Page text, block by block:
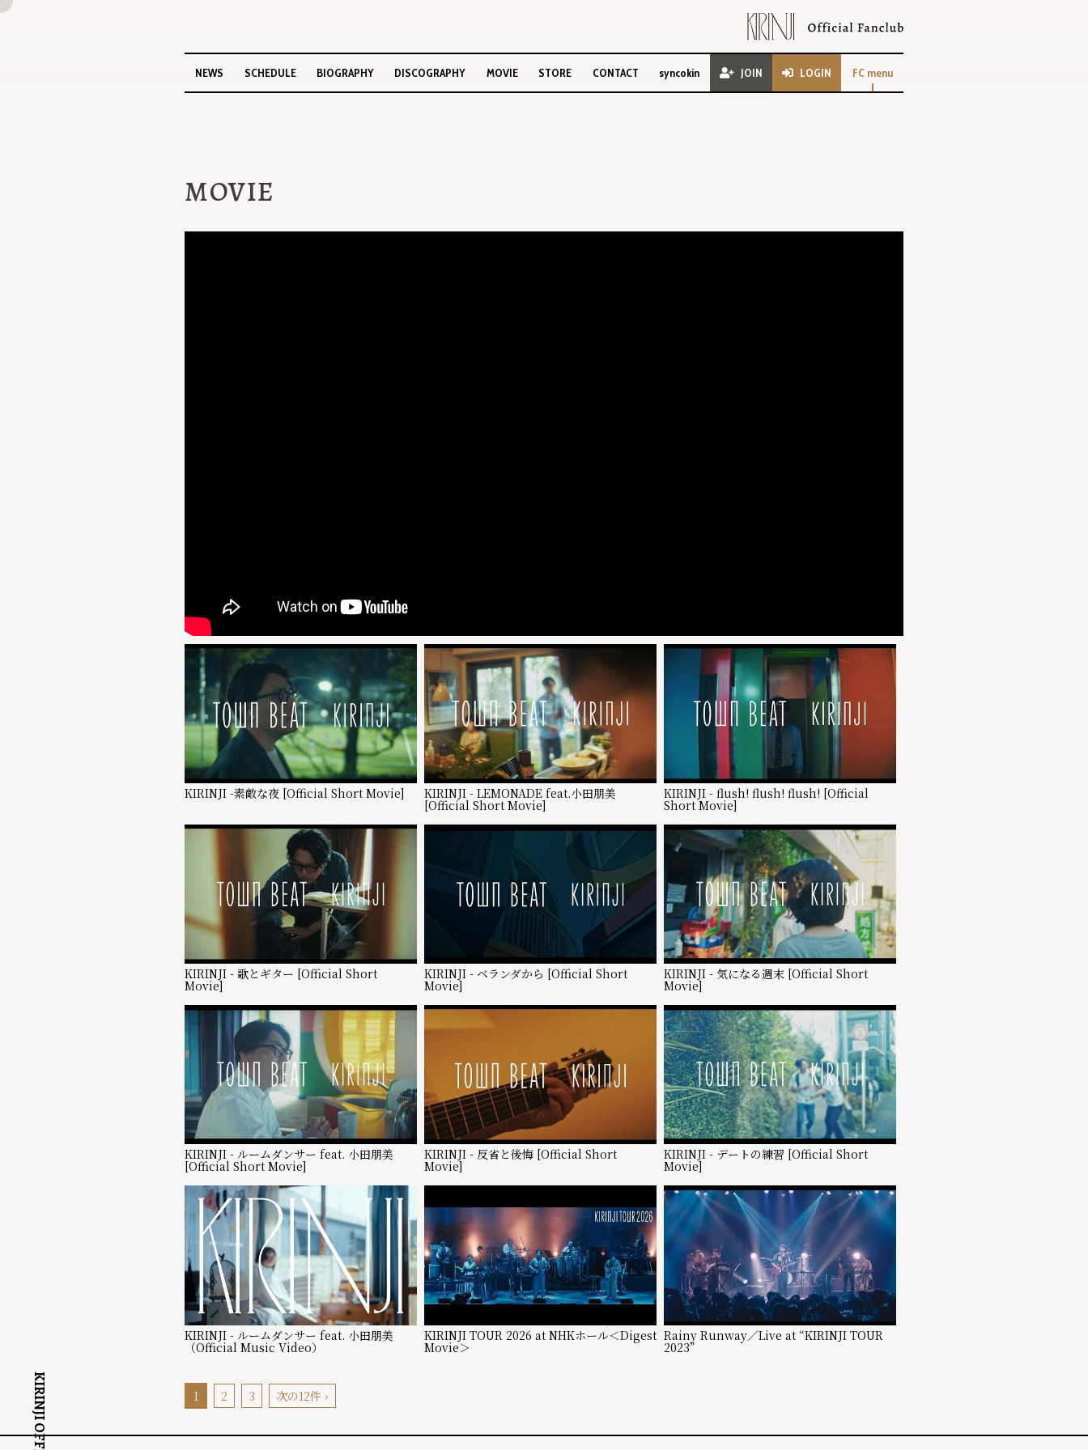
NEWS SCHEDULE BIOGRAPHY DISCOGRAPHY MOVIE STORE CONTACT syncokin JOIN LOGIN FC menu
MOVIE
KIRINJI -素敵な夜 [Official Short Movie] KIRINJI - LEMONADE feat.小田朋美
[Official Short Movie]
KIRINJI - flush! flush! flush! [Official
Short Movie]
KIRINJI - 歌とギター [Official Short
Movie]
KIRINJI - ベランダから [Official Short
Movie]
KIRINJI - 気になる週末 [Official Short
Movie]
KIRINJI - ルームダンサー feat. 小田朋美
[Official Short Movie]
KIRINJI - 反省と後悔 [Official Short
Movie]
KIRINJI - デートの練習 [Official Short
Movie]
KIRINJI - ルームダンサー feat. 小田朋美
（Official Music Video）
KIRINJI TOUR 2026 at NHKホール＜Digest
Movie＞
Rainy Runway／Live at “KIRINJI TOUR
2023”
1 2 3 次の12件 ›